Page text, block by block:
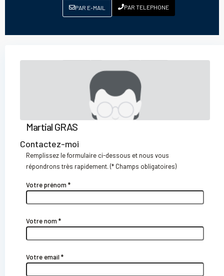
PAR E-MAIL PAR TELEPHONE
Martial GRAS
Contactez-moi
Remplissez le formulaire ci-dessous et nous vous
répondrons très rapidement. (* Champs obligatoires)
Votre prénom *
Votre nom *
Votre email *